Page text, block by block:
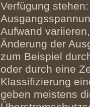
Verfügung
Aufwand
Änderung der
zum Beispiel
oder durch eine
Klassifizierung
geben meistens